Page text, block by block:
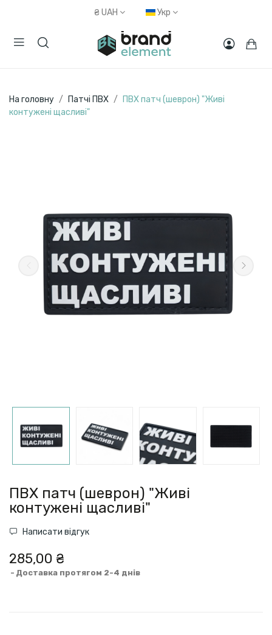
₴ UAH Укр
На головну Патчі ПВХ
ПВХ патч (шеврон) "Живі
контужені щасливі"
ПВХ патч (шеврон) "Живі
контужені щасливі"
Написати відгук
285,00 ₴
Доставка протягом 2-4 днів